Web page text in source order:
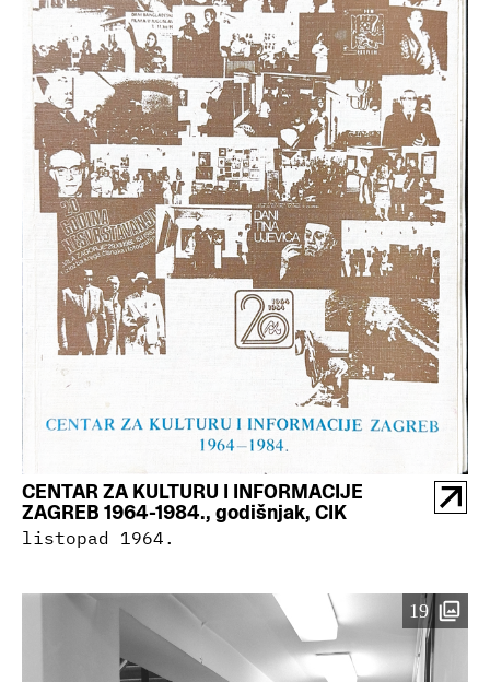
CENTAR ZA KULTURU I INFORMACIJE
ZAGREB 1964-1984., godišnjak, CIK
listopad 1964.
19